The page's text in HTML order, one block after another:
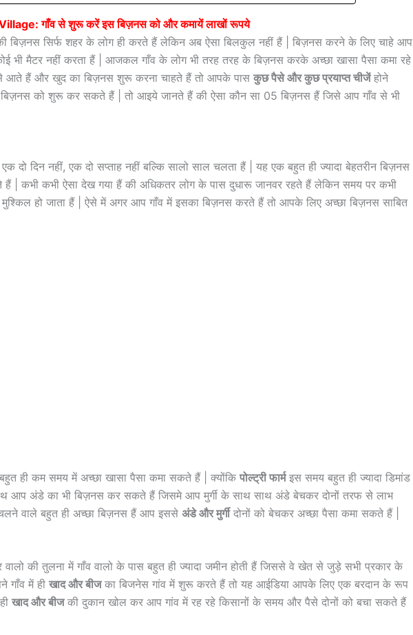
गाँव से शुरू करें इस बिज़नस को और कमायें लाखों रूपये
बिज़नस सिर्फ शहर के लोग ही करते हैं लेकिन अब ऐसा बिलकुल नहीं हैं | बिज़नस करने के लिए चाहे आप
भी मैटर नहीं करता हैं | आजकल गाँव के लोग भी तरह तरह के बिज़नस करके अच्छा खासा पैसा कमा रहे
से आते हैं और खुद का बिज़नस शुरू करना चाहते हैं तो आपके पास कुछ पैसे और कुछ प्रयाप्त चीजेंहोने
बिज़नस को शुरू कर सकते हैं | तो आइये जानते हैं की ऐसा कौन सा 05 बिज़नस हैं जिसे आप गाँव से भी
दो दिन नहीं, एक दो सप्ताह नहीं बल्कि सालो साल चलता हैं | यह एक बहुत ही ज्यादा बेहतरीन बिज़नस
| कभी कभी ऐसा देख गया हैं की अधिकतर लोग के पास दुधारू जानवर रहते हैं लेकिन समय पर कभी
मुश्किल हो जाता हैं | ऐसे में अगर आप गाँव में इसका बिज़नस करते हैं तो आपके लिए अच्छा बिज़नस साबित
ही कम समय में अच्छा खासा पैसा कमा सकते हैं | क्योंकि पोल्ट्री फार्मइस समय बहुत ही ज्यादा डिमांड
आप अंडे का भी बिज़नस कर सकते हैं जिसमे आप मुर्गी के साथ साथ अंडे बेचकर दोनों तरफ से लाभ
वाले बहुत ही अच्छा बिज़नस हैं आप इससे अंडे और मुर्गीदोनों को बेचकर अच्छा पैसा कमा सकते हैं |
की तुलना में गाँव वालो के पास बहुत ही ज्यादा जमीन होती हैं जिससे वे खेत से जुड़े सभी प्रकार के
गाँव में ही खाद और बीजका बिजनेस गांव में शुरू करते हैं तो यह आईडिया आपके लिए एक बरदान के रूप
खाद और बीजकी दुकान खोल कर आप गांव में रह रहे किसानों के समय और पैसे दोनों को बचा सकते हैं